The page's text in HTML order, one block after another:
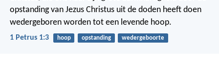
opstanding van Jezus Christus uit de doden heeft doen
wedergeboren worden tot een levende hoop.
1 Petrus 1:3 hoop opstanding wedergeboorte